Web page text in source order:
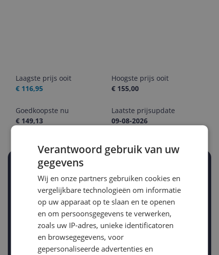
Laagste prijs ooit
€ 116,95
Hoogste prijs ooit
€ 155,00
Goedkoopste nu
€ 149,13
Laatste prijsupdate
09-08-2026
Stel een alert in en mis geen prijsdaling
Krijg een seintje zodra de prijs zakt
Jouw e-mailadres
Gewenste daling of bedrag
-10% -15%
€
Verantwoord gebruik van uw
gegevens
Wij en onze partners gebruiken cookies en
vergelijkbare technologieën om informatie
op uw apparaat op te slaan en te openen
en om persoonsgegevens te verwerken,
zoals uw IP-adres, unieke identificatoren
en browsegegevens, voor
gepersonaliseerde advertenties en